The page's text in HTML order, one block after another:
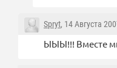
Spryt, 14 Августа
ЫЫЫ!!! Вместе